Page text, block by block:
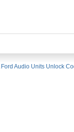
Ford Audio Units Unlock